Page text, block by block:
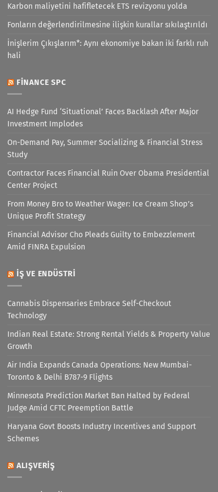
Karbon maliyetini hafifletecek ETS revizyonu yolda
Fonların değerlendirilmesine ilişkin kurallar sıkılaştırıldı
İnişlerim Çıkışlarım*: Aynı ekonomiye bakan iki farklı ruh
hali
FINANCE SPC
AI Hedge Fund ‘Situational’ Faces Backlash After Major
Investment Implodes
On-Demand Pay, Summer Socializing & Financial Stress
Study
Contractor Faces Financial Ruin Over Obama Presidential
Center Project
From Money Bro to Weather Wager: Ice Cream Shop’s
Unique Profit Strategy
Financial Advisor Cho Pleads Guilty to Embezzlement
Amid FINRA Expulsion
İŞ VE ENDÜSTRI
Cannabis Dispensaries Embrace Self-Checkout
Technology
Indian Real Estate: Strong Rental Yields & Property Value
Growth
Air India Expands Canada Operations: New Mumbai-
Toronto & Delhi B787-9 Flights
Minnesota Prediction Market Ban Halted by Federal
Judge Amid CFTC Preemption Battle
Haryana Govt Boosts Industry Incentives and Support
Schemes
ALIŞVERIŞ